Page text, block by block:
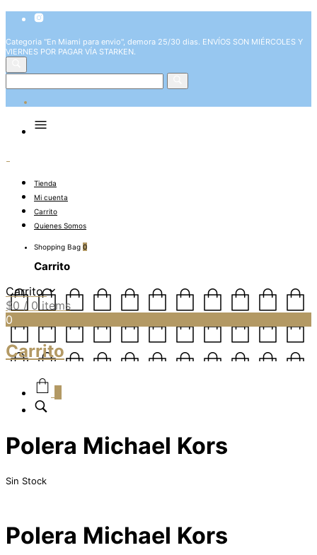
Categoria "En Miami para envio", demora 25/30 dias. ENVÍOS SON MIÉRCOLES Y
VIERNES POR PAGAR VÍA STARKEN.
Tienda
Mi cuenta
Carrito
Quienes Somos
Shopping Bag 0
Carrito
Carrito
$0 / 0 items
0
Carrito
Polera Michael Kors
Sin Stock
Polera Michael Kors